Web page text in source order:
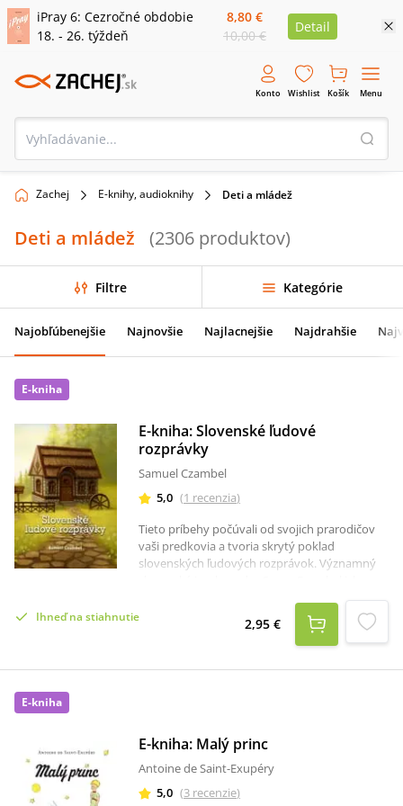
iPray 6: Cezročné obdobie
18. - 26. týždeň
8,80 €
10,00 €
Detail
Konto Wishlist Košík Menu
Zachej E-knihy, audioknihy Deti a mládež
Deti a mládež (2306 produktov)
Filtre Kategórie
Najobľúbenejšie Najnovšie Najlacnejšie Najdrahšie
E-kniha
E-kniha: Slovenské ľudové
rozprávky
Samuel Czambel
5,0 (1 recenzia)
Tieto príbehy počúvali od svojich prarodičov
vaši predkovia a tvoria skrytý poklad
slovenských ľudových rozprávok. Významný
spísal najmä na strednom a východnom
Slovensku, na prelome 19. a 20. storočia.
Ponúkame vám výber tých najkrajších.
Ihneď na stiahnutie 2,95 €
E-kniha
E-kniha: Malý princ
Antoine de Saint-Exupéry
5,0 (3 recenzie)